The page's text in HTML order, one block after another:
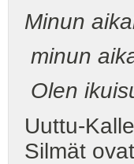
Minun
minun
Olen
Uuttu-
Silmät